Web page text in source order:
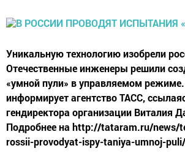
Уникальную технологию изобрели
Отечественные инженеры решили
«умной пули» в управляемом
информирует агентство ТАСС,
гендиректора организации Виталия
Подробнее на http://tataram.ru/news/
rossii-provodyat-ispy-taniya-umnoj-puli/